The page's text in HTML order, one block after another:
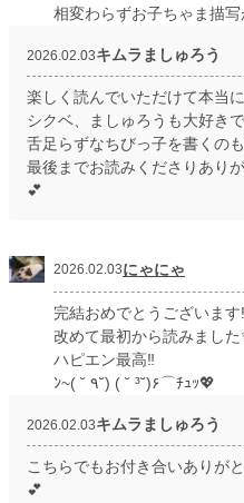
相変わらずお子ちゃま描
2026.02.03キムラましゅろう
楽しく読んでいただけて本当
シクベ、ましゅろうも大好き
舌足らずなちびっ子を書くの
最後までお読みくださりあり
💕
2026.02.03にゃにゃ
完結おめでとうございます
改めて最初から読みました
ハピエン最高‼️
ﾝ~( ˘ ٩˘) ( ˘ ³˘)۶⌒ﾁｭｯ💖
2026.02.03キムラましゅろう
こちらでもお付き合いありが
💕